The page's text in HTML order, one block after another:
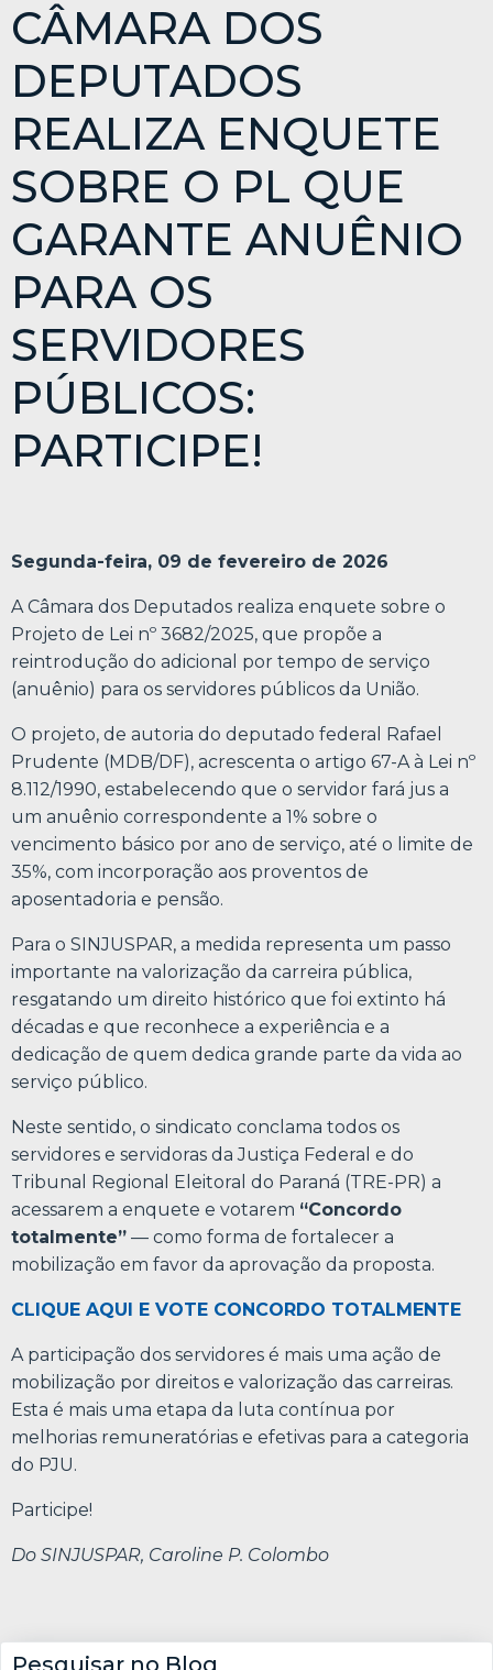
CÂMARA DOS
DEPUTADOS
REALIZA ENQUETE
SOBRE O PL QUE
GARANTE ANUÊNIO
PARA OS
SERVIDORES
PÚBLICOS:
PARTICIPE!
Segunda-feira, 09 de fevereiro de 2026
A Câmara dos Deputados realiza enquete sobre o
Projeto de Lei nº 3682/2025, que propõe a
reintrodução do adicional por tempo de serviço
(anuênio) para os servidores públicos da União.
O projeto, de autoria do deputado federal Rafael
Prudente (MDB/DF), acrescenta o artigo 67-A à Lei nº
8.112/1990, estabelecendo que o servidor fará jus a
um anuênio correspondente a 1% sobre o
vencimento básico por ano de serviço, até o limite de
35%, com incorporação aos proventos de
aposentadoria e pensão.
Para o SINJUSPAR, a medida representa um passo
importante na valorização da carreira pública,
resgatando um direito histórico que foi extinto há
décadas e que reconhece a experiência e a
dedicação de quem dedica grande parte da vida ao
serviço público.
Neste sentido, o sindicato conclama todos os
servidores e servidoras da Justiça Federal e do
Tribunal Regional Eleitoral do Paraná (TRE-PR) a
acessarem a enquete e votarem “Concordo
totalmente” — como forma de fortalecer a
mobilização em favor da aprovação da proposta.
CLIQUE AQUI E VOTE CONCORDO TOTALMENTE
A participação dos servidores é mais uma ação de
mobilização por direitos e valorização das carreiras.
Esta é mais uma etapa da luta contínua por
melhorias remuneratórias e efetivas para a categoria
do PJU.
Participe!
Do SINJUSPAR, Caroline P. Colombo